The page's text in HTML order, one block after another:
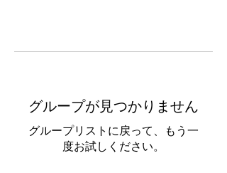
グループが見つかりません
グループリストに戻って、もう一
度お試しください。